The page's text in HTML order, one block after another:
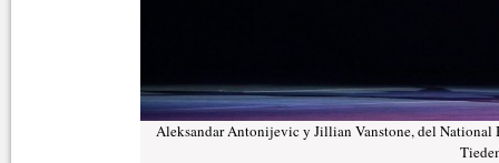
Aleksandar Antonijevic y Jillian Vanstone, del National